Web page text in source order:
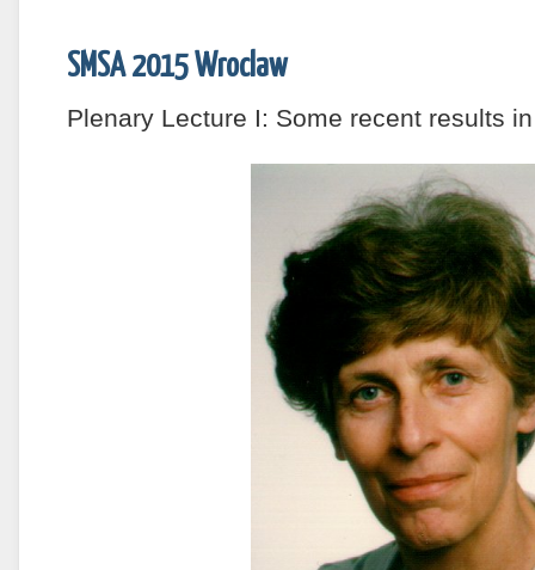
SMSA 2015 Wroclaw
Plenary Lecture I: Some recent results